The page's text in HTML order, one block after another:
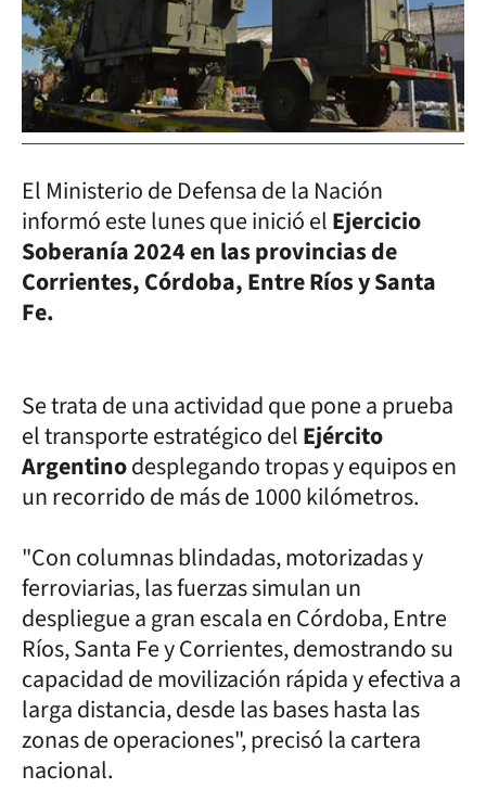
El Ministerio de Defensa de la Nación
informó este lunes que inició elEjercicio
Soberanía 2024 en las provincias de
Corrientes, Córdoba, Entre Ríos y Santa
Fe.
Se trata de una actividad que pone a prueba
el transporte estratégico delEjército
Argentinodesplegando tropas y equipos en
un recorrido de más de 1000 kilómetros.
"Con columnas blindadas, motorizadas y
ferroviarias, las fuerzas simulan un
despliegue a gran escala en Córdoba, Entre
Ríos, Santa Fe y Corrientes, demostrando su
capacidad de movilización rápida y efectiva a
larga distancia, desde las bases hasta las
zonas de operaciones", precisó la cartera
nacional.